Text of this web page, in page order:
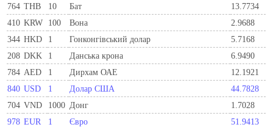
764 THB 10 Бат
13.7734
410 KRW 100 Вона
2.9688
344 HKD 1 Гонконгівський долар
5.7168
208 DKK 1 Данська крона
6.9490
784 AED 1 Дирхам ОАЕ
12.1921
840 USD 1 Долар США
44.7828
704 VND 1000 Донг
1.7028
978 EUR 1 Євро
51.9413